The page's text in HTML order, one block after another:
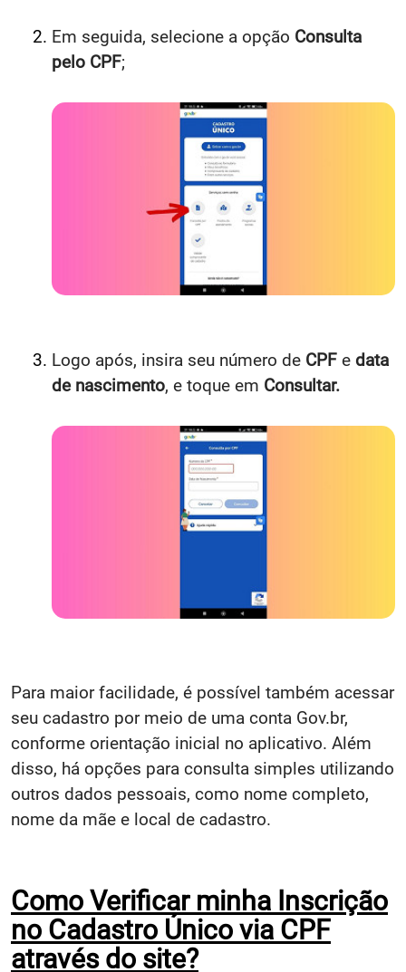
Em seguida, selecione a opção Consulta
pelo CPF;
Logo após, insira seu número de CPF e data
de nascimento, e toque em Consultar.
Para maior facilidade, é possível também acessar
seu cadastro por meio de uma conta Gov.br,
conforme orientação inicial no aplicativo. Além
disso, há opções para consulta simples utilizando
outros dados pessoais, como nome completo,
nome da mãe e local de cadastro.
Como Verificar minha Inscrição
no Cadastro Único via CPF
através do site?